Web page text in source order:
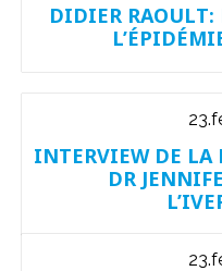
DIDIER RAOULT:
INTERVIEW DE LA
DR